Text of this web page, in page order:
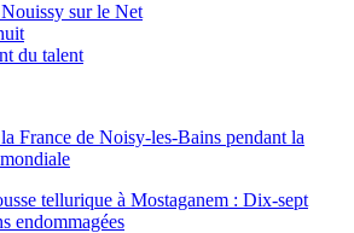
sur le Net
du talent
France de Noisy-les-Bains pendant la
tellurique à Mostaganem : Dix-sept
endommagées